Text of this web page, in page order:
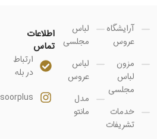
آرایشگاه
عروس
مزون
لباس
مجلسی
خدمات
تشریفات
لباس
مجلسی
لباس
عروس
مدل
مانتو
اطلاعات
تماس
ارتباط
در بله
soorplus@